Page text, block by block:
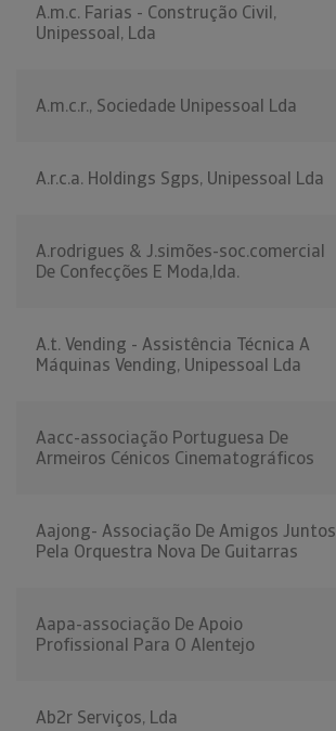
A.m.c. Farias - Construção Civil,
Unipessoal, Lda
A.m.c.r., Sociedade Unipessoal Lda
A.r.c.a. Holdings Sgps, Unipessoal Lda
A.rodrigues & J.simões-soc.comercial
De Confecções E Moda,lda.
A.t. Vending - Assistência Técnica A
Máquinas Vending, Unipessoal Lda
Aacc-associação Portuguesa De
Armeiros Cénicos Cinematográficos
Aajong- Associação De Amigos Juntos
Pela Orquestra Nova De Guitarras
Aapa-associação De Apoio
Profissional Para O Alentejo
Ab2r Serviços, Lda